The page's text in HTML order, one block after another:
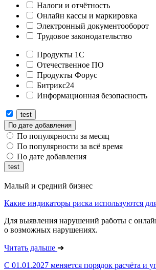
Налоги и отчётность
Онлайн кассы и маркировка
Электронный документооборот
Трудовое законодательство
Продукты 1С
Отечественное ПО
Продукты Форус
Битрикс24
Информационная безопасность
По дате добавления
По популярности за месяц
По популярности за всё время
По дате добавления
Малый и средний бизнес
Какие индикаторы риска используются
Для выявления нарушений работы с
о возможных нарушениях.
Читать дальше ➔
С 01.01.2027 меняется порядок расчёта